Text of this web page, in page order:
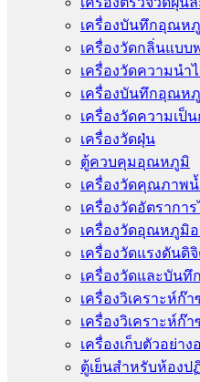
เครื่องบันทึกอุณห
เครื่องวัดกลิ่นแบบ
เครื่องวัดความนํา
เครื่องบันทึกอุณห
เครื่องวัดความเป็
เครื่องวัดฝุ่น
ตู้ควบคุมอุณหภูมิ
เครื่องวัดคุณภาพ
เครื่องวัดอัตรากา
เครื่องวัดอุณหภูมิ
เครื่องวัดแรงดันดิ
เครื่องวัดและบัน
เครื่องวิเคราะห์ก๊
เครื่องวิเคราะห์ก๊
เครื่องเก็บตัวอย่าง
ตู้เย็นสำหรับห้องป